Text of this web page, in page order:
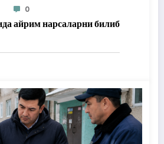
0
айрим нарсаларни билиб